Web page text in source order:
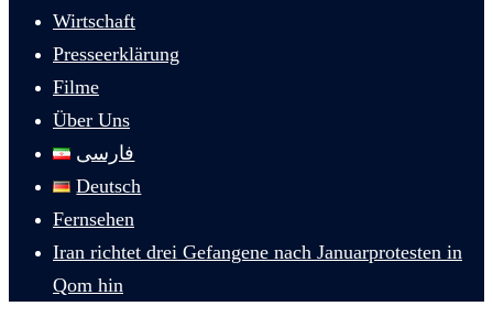
Wirtschaft
Presseerklärung
Filme
Über Uns
فارسی
Deutsch
Fernsehen
Iran richtet drei Gefangene nach Januarprotesten in
Qom hin